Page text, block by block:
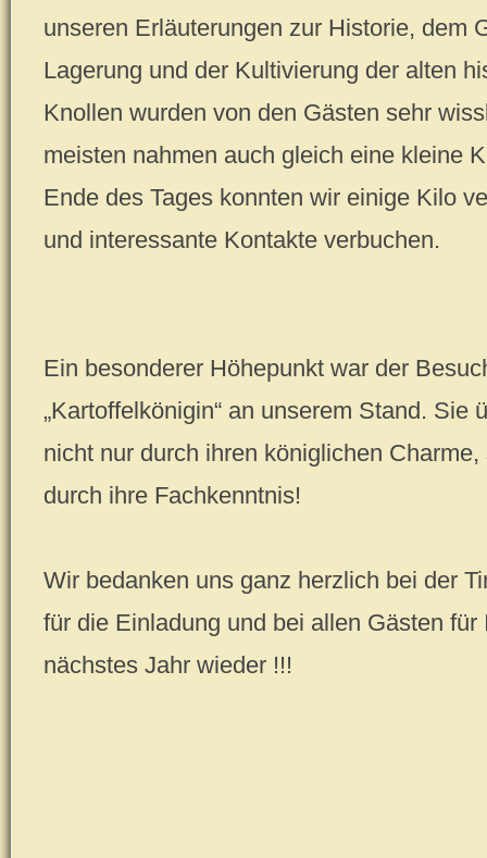
unseren Erläuterungen zur Historie, dem
Lagerung und der Kultivierung der alten
Knollen wurden von den Gästen sehr
meisten nahmen auch gleich eine kleine
Ende des Tages konnten wir einige Kilo
und interessante Kontakte verbuchen.
Ein besonderer Höhepunkt war der
„Kartoffelkönigin“ an unserem Stand. Sie
nicht nur durch ihren königlichen
durch ihre Fachkenntnis!
Wir bedanken uns ganz herzlich bei der
für die Einladung und bei allen Gästen
nächstes Jahr wieder !!!